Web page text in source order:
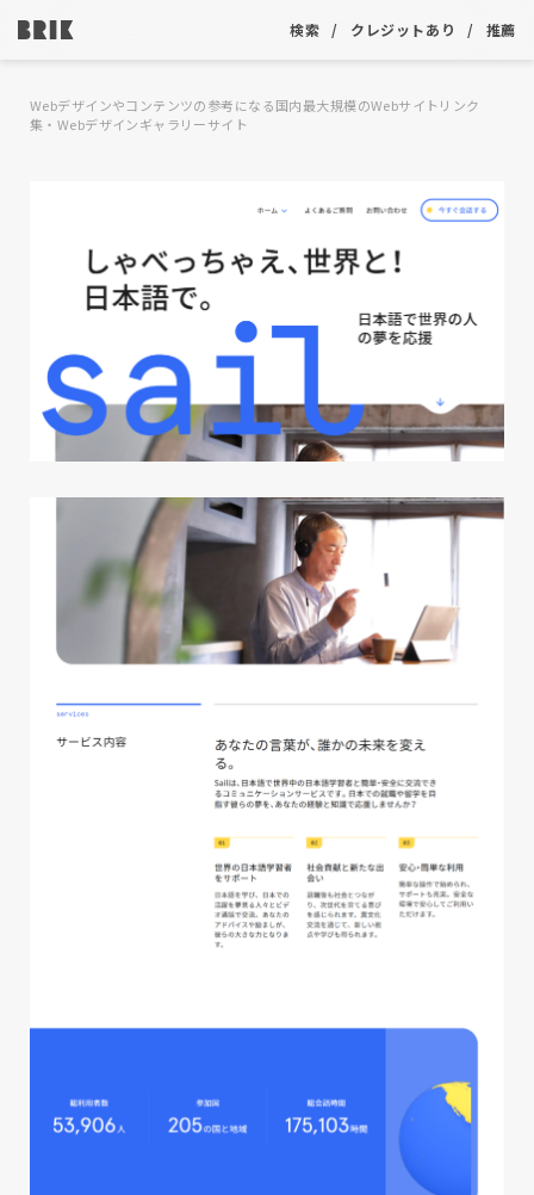
検索 クレジットあり 推薦
Webデザインやコンテンツの参考になる国内最大規模のWebサイトリンク
集・Webデザインギャラリーサイト